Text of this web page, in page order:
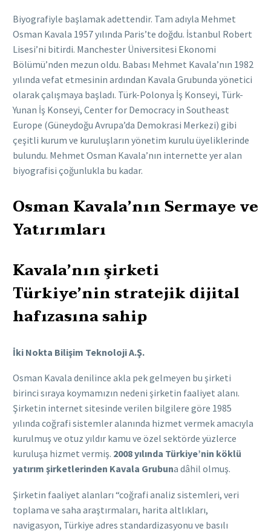
Biyografiyle başlamak adettendir. Tam adıyla Mehmet
Osman Kavala 1957 yılında Paris’te doğdu. İstanbul Robert
Lisesi’ni bitirdi. Manchester Üniversitesi Ekonomi
Bölümü’nden mezun oldu. Babası Mehmet Kavala’nın 1982
yılında vefat etmesinin ardından Kavala Grubunda yönetici
olarak çalışmaya başladı. Türk-Polonya İş Konseyi, Türk-
Yunan İş Konseyi, Center for Democracy in Southeast
Europe (Güneydoğu Avrupa’da Demokrasi Merkezi) gibi
çeşitli kurum ve kuruluşların yönetim kurulu üyeliklerinde
bulundu. Mehmet Osman Kavala’nın internette yer alan
biyografisi çoğunlukla bu kadar.
Osman Kavala’nın Sermaye ve
Yatırımları
Kavala’nın şirketi
Türkiye’nin stratejik dijital
hafızasına sahip
İki Nokta Bilişim Teknoloji A.Ş.
Osman Kavala denilince akla pek gelmeyen bu şirketi
birinci sıraya koymamızın nedeni şirketin faaliyet alanı.
Şirketin internet sitesinde verilen bilgilere göre 1985
yılında coğrafi sistemler alanında hizmet vermek amacıyla
kurulmuş ve otuz yıldır kamu ve özel sektörde yüzlerce
kuruluşa hizmet vermiş. 2008 yılında Türkiye’nin köklü
yatırım şirketlerinden Kavala Grubuna dâhil olmuş.
Şirketin faaliyet alanları “coğrafi analiz sistemleri, veri
toplama ve saha araştırmaları, harita altlıkları,
navigasyon, Türkiye adres standardizasyonu ve basılı